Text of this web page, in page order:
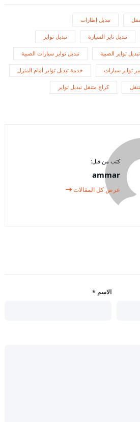
تبديل إطارات
تبديل تاير السيارة تبديل تواير
تبديل تواير الصبية تبديل تواير سيارات الصبية
تواير سيارات خدمة تبديل تواير أمام المنزل
كراج متنقل تبديل تواير
كتب من قبل:
ammar
عرض كل المقالات
الاسم *